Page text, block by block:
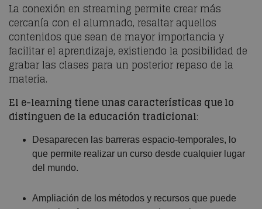
La conexión en streaming permite crear más
cercanía con el alumnado, resaltar aquellos
contenidos que sean de mayor importancia y
facilitar el aprendizaje, existiendo la posibilidad de
grabar las clases para un posterior repaso de la
materia.
El e-learning tiene unas características que lo
distinguen de la educación tradicional:
Desaparecen las barreras espacio-temporales, lo
que permite realizar un curso desde cualquier lugar
del mundo.
Ampliación de los métodos y recursos que puede